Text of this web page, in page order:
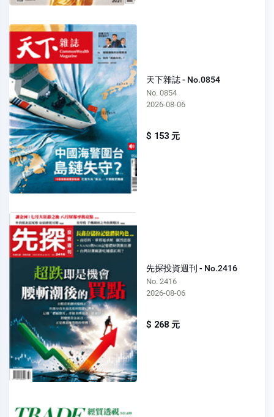
天下雜誌 - No.0854
No. 0854
2026-08-06
$ 153 元
先探投資週刊 - No.2416
No. 2416
2026-08-06
$ 268 元